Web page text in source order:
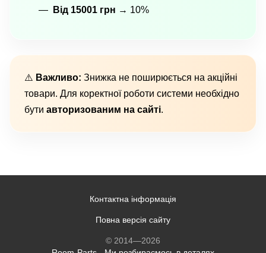
Від 15001 грн → 10%
⚠️ Важливо: Знижка не поширюється на акційні
товари. Для коректної роботи системи необхідно
бути авторизованим на сайті.
Контактна інформація
Повна версія сайту
© 2014—2026